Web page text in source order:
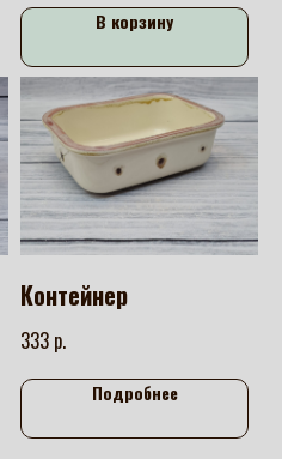
В корзину
Контейнер
333 р.
Подробнее